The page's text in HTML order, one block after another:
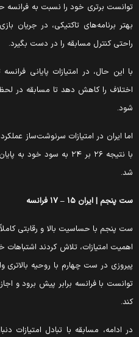
برتری خود را نسبت به فرانسه حفظ
برنامه‌های تاکتیکی، در جریان بازی
کنترل مسابقه را در دست بگیرد.
این حال، در امتیازات پایانی
را کاهش دهد تا مسابقه در
ایران در امتیازات سرنوشت‌ساز
با نتیجه ۲۶ بر ۲۴ به سود
پنجم | ایران ۱۵ – ۱۷ فرانسه
پنجم با حساسیت بالا و رقابتی کاملاً
امتیازات، تلاش کردند اشتباهات
در ست چهارم با روحیه بالاتری
با فرانسه برابر پیش برود و
ادامه، مسابقه با تبادل امتیازات